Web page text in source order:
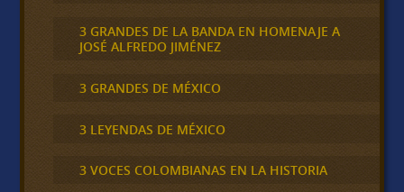
3 GRANDES DE LA BANDA EN HOMENAJE A
JOSÉ ALFREDO JIMÉNEZ
3 GRANDES DE MÉXICO
3 LEYENDAS DE MÉXICO
3 VOCES COLOMBIANAS EN LA HISTORIA